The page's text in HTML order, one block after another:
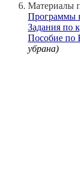
Материалы
Программы
Задания по
Пособие по
убрана)